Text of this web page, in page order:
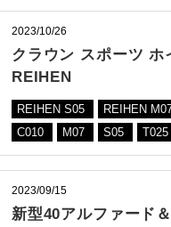
2023/10/26
クラウン スポーツ ホ
REIHEN
REIHEN S05 REIHEN
C010
M07 S05 T025
2023/09/15
新型40アルファード